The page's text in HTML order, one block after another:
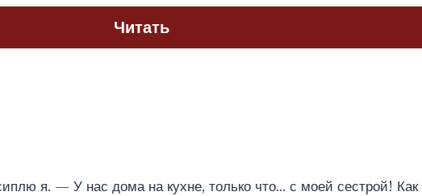
Читать
я. — У нас дома на кухне, только что… с моей сестрой! Как